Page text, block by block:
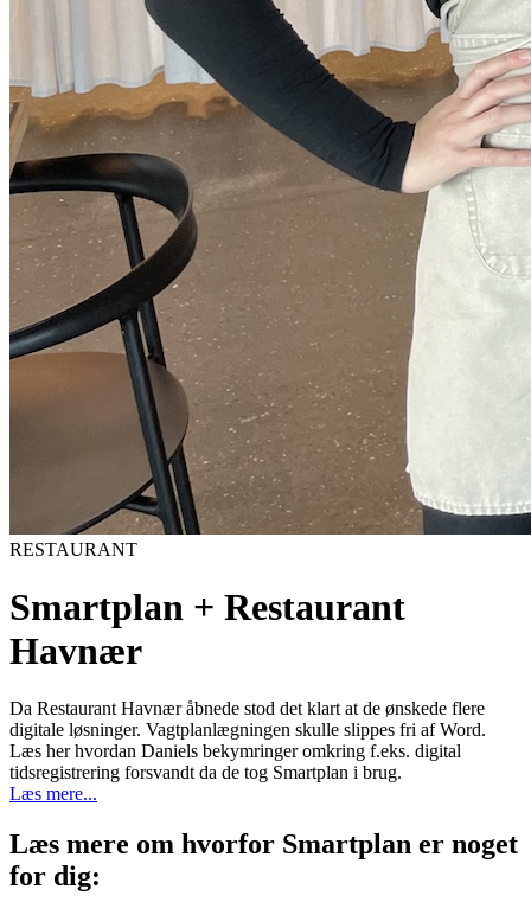
RESTAURANT
Smartplan + Restaurant
Havnær
Da Restaurant Havnær åbnede stod det klart at de ønskede flere
digitale løsninger. Vagtplanlægningen skulle slippes fri af Word.
Læs her hvordan Daniels bekymringer omkring f.eks. digital
tidsregistrering forsvandt da de tog Smartplan i brug.
Læs mere...
Læs mere om hvorfor Smartplan er noget
for dig: